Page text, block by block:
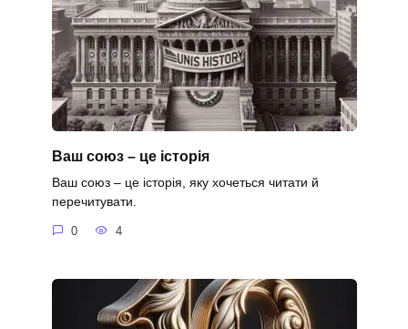
Ваш союз – це історія
Ваш союз – це історія, яку хочеться читати й
перечитувати.
0 4